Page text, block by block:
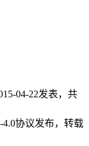
04-22发表，共
协议发布，转载